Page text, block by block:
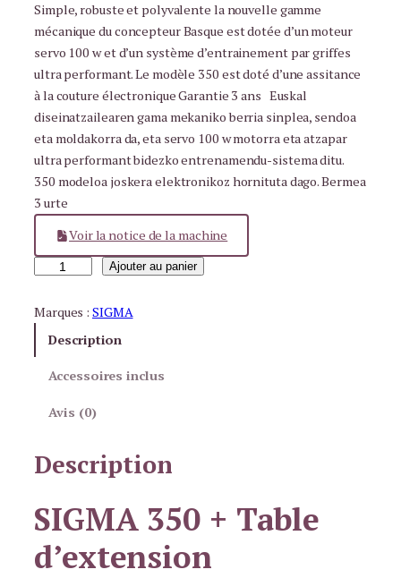
Simple, robuste et polyvalente la nouvelle gamme
mécanique du concepteur Basque est dotée d’un moteur
servo 100 w et d’un système d’entrainement par griffes
ultra performant. Le modèle 350 est doté d’une assitance
à la couture électronique Garantie 3 ans Euskal
diseinatzailearen gama mekaniko berria sinplea, sendoa
eta moldakorra da, eta servo 100 w motorra eta atzapar
ultra performant bidezko entrenamendu-sistema ditu.
350 modeloa joskera elektronikoz hornituta dago. Bermea
3 urte
Voir la notice de la machine
a
e
G
M
A
Ajouter au panier
Marques :SIGMA
Description
Accessoires inclus
Avis (0)
Description
SIGMA 350 + Table
d’extension